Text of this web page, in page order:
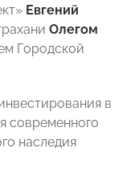
Евгений
Олегом
Городской
в
современного
наследия